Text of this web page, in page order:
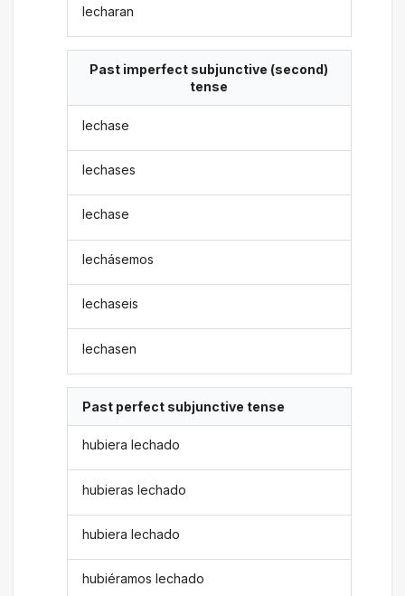
lecharan
Past imperfect subjunctive (second)
tense
lechase
lechases
lechase
lechásemos
lechaseis
lechasen
Past perfect subjunctive tense
hubiera lechado
hubieras lechado
hubiera lechado
hubiéramos lechado